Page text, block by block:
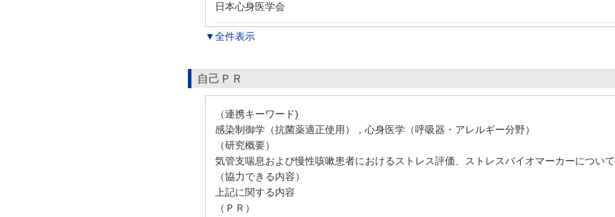
日本心身医学会
▼全件表示
自己ＰＲ
（連携キーワード)
感染制御学（抗菌薬適正使用），心身医学（呼吸器・アレルギー分野）
（研究概要）
気管支喘息および慢性咳嗽患者におけるストレス評価、ストレスバイオマーカーについて
（協力できる内容）
上記に関する内容
（ＰＲ）